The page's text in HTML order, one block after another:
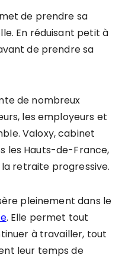
de prendre sa
En réduisant petit à
de prendre sa
de nombreux
les employeurs et
Valoxy, cabinet
les Hauts-de-France,
retraite progressive.
pleinement dans le
. Elle permet tout
à travailler, tout
leur temps de